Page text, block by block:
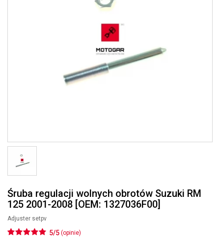
Śruba regulacji wolnych obrotów Suzuki RM
125 2001-2008 [OEM: 1327036F00]
Adjuster setpv
5/5 (opinie)